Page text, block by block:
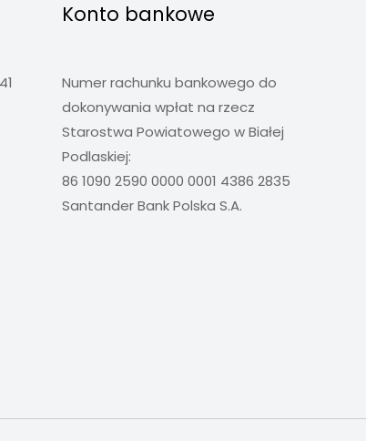
Konto bankowe
Numer rachunku bankowego do
dokonywania wpłat na rzecz
Starostwa Powiatowego w Białej
Podlaskiej:
86 1090 2590 0000 0001 4386 2835
Santander Bank Polska S.A.